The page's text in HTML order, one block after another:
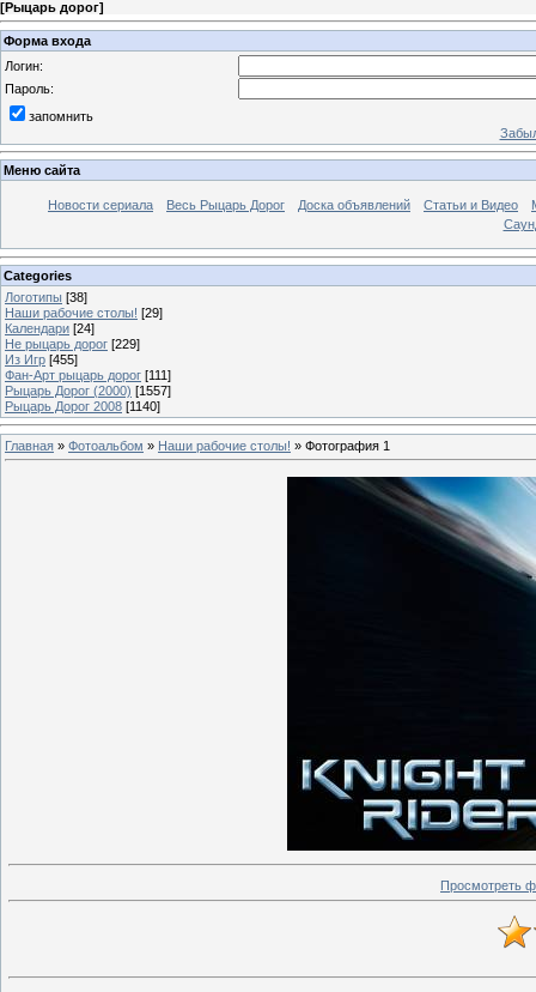
[Рыцарь дорог]
Форма входа
Логин:
Пароль:
запомнить
Меню сайта
Новости сериала Весь Рыцарь Дорог Доска объявлений Статьи и Видео
Categories
Логотипы [38]
Наши рабочие столы! [29]
Календари [24]
Не рыцарь дорог [229]
Из Игр [455]
Фан-Арт рыцарь дорог [111]
Рыцарь Дорог (2000) [1557]
Рыцарь Дорог 2008 [1140]
Главная » Фотоальбом » Наши рабочие столы! » Фотография 1
Просмотреть